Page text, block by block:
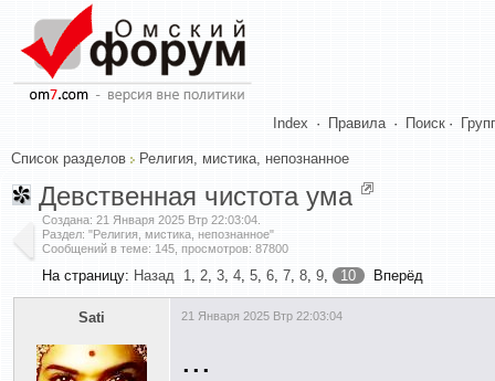
Index · Правила · Поиск ·
Список разделов Религия, мистика, непознанное
Девственная чистота ума
Создана: 21 Января 2025 Втр 22:03:04
Раздел: "Религия, мистика, непознанное"
Сообщений в теме: 145, просмотров: 87800
На страницу: Назад 1, 2, 3, 4, 5, 6, 7, 8, 9, 10 Вперёд
Sati 21 Января 2025 Втр 22:03:04
...